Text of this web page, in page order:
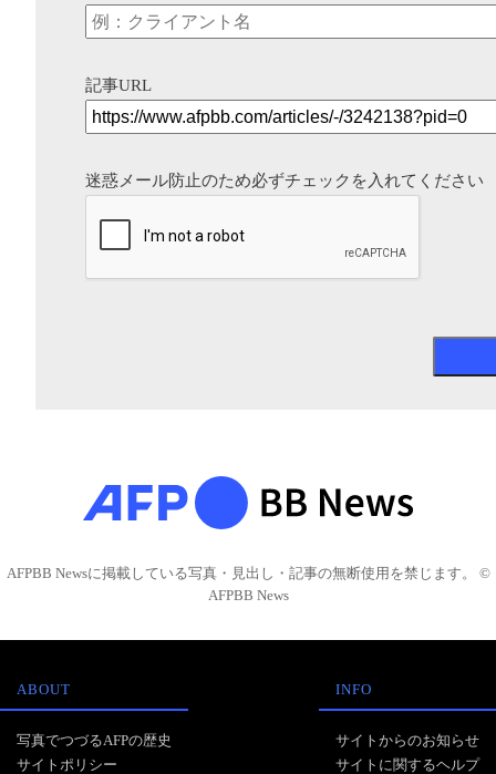
記事URL
迷惑メール防止のため必ずチェックを入れてください
AFPBB Newsに掲載している写真・見出し・記事の無断使用を禁じます。 ©
AFPBB News
ABOUT
写真でつづるAFPの歴史
サイトポリシー
INFO
サイトからのお知らせ
サイトに関するヘルプ